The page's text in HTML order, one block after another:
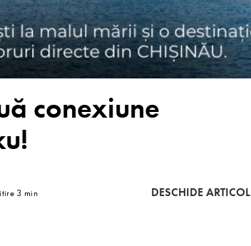
conexiune
3 min DESCHIDE ARTICOL